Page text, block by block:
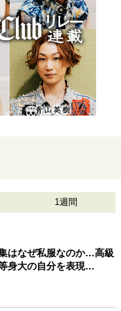
1週間
はなぜ私服なのか…高級
身大の自分を表現…